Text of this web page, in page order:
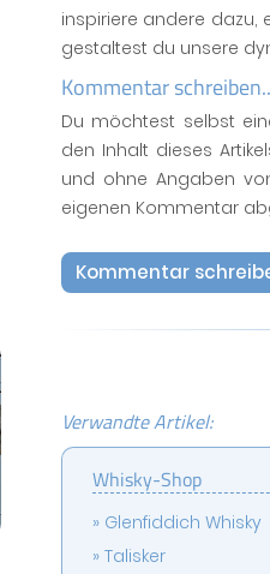
inspiriere andere
gestaltest du unsere
Kommentar
Du möchtest selbst
den Inhalt dieses
und ohne Angaben
eigenen Kommentar
Kommentar
Verwandte Artikel:
Whisky-Shop
Glenfiddich Whisky
Talisker